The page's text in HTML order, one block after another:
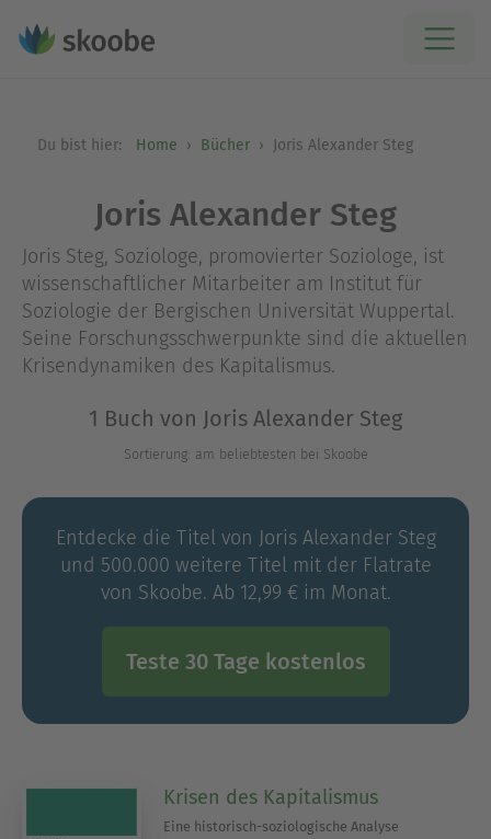
Du bist hier: Home Bücher Joris Alexander Steg
Joris Alexander Steg
Joris Steg, Soziologe, promovierter Soziologe, ist
wissenschaftlicher Mitarbeiter am Institut für
Soziologie der Bergischen Universität Wuppertal.
Seine Forschungsschwerpunkte sind die aktuellen
Krisendynamiken des Kapitalismus.
1 Buch von Joris Alexander Steg
Sortierung: am beliebtesten bei Skoobe
Entdecke die Titel von Joris Alexander Steg
und 500.000 weitere Titel mit der Flatrate
von Skoobe. Ab 12,99 € im Monat.
Teste 30 Tage kostenlos
Krisen des Kapitalismus
Eine historisch-soziologische Analyse